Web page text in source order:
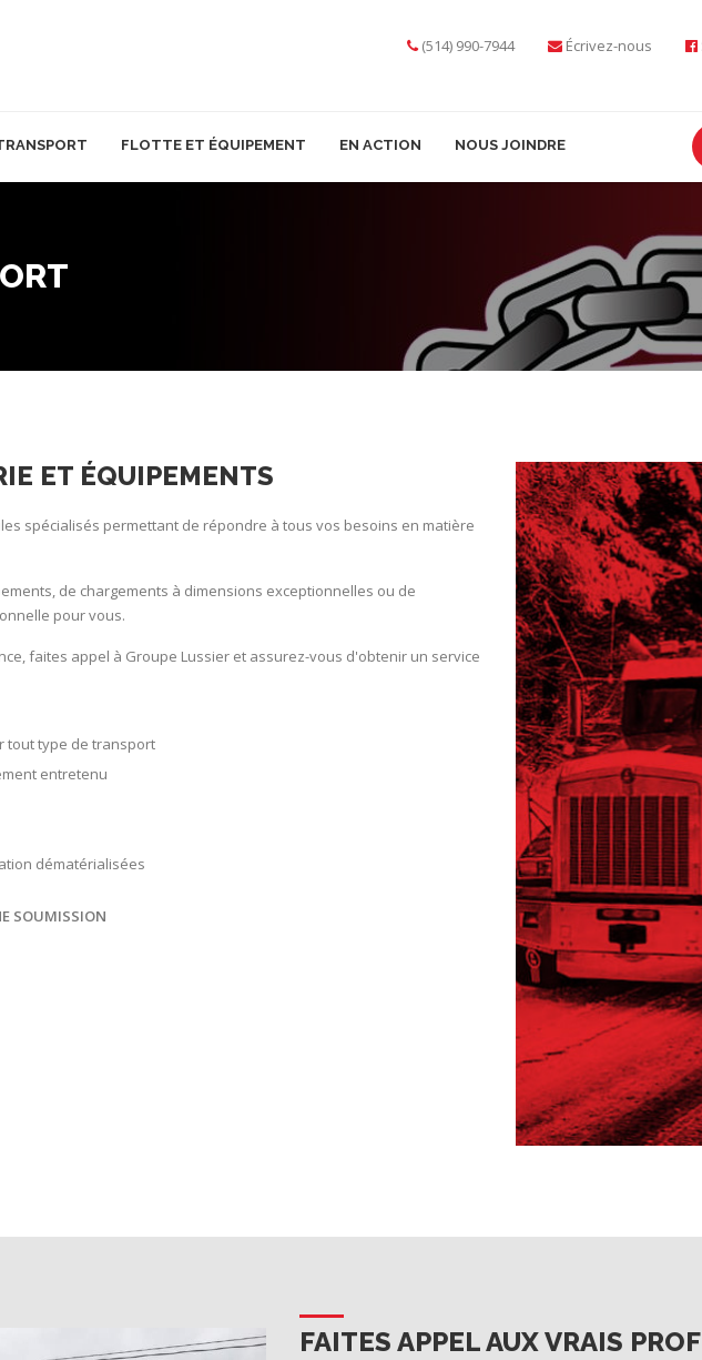
(514) 990-7944 Écrivez-nous
FLOTTE ET ÉQUIPEMENT EN ACTION NOUS JOINDRE
ET ÉQUIPEMENTS
spécialisés permettant de répondre à tous vos besoins en matière
de chargements à dimensions exceptionnelles ou de
pour vous.
faites appel à Groupe Lussier et assurez-vous d'obtenir un service
tout type de transport
entretenu
dématérialisées
SOUMISSION
FAITES APPEL AUX VRAIS